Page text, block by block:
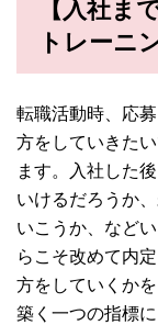
【入社ま
トレーニ
転職活動時、応
方をしていきた
ます。入社した
いけるだろうか
いこうか、など
らこそ改めて内
方をしていくか
築く一つの指標